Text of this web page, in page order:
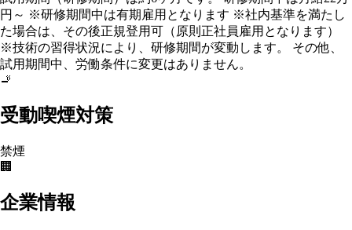
円～ ※研修期間中は有期雇用となります ※社内基準を満たし
た場合は、その後正規登用可（原則正社員雇用となります）
※技術の習得状況により、研修期間が変動します。 その他、
試用期間中、労働条件に変更はありません。
🚬
受動喫煙対策
禁煙
🏢
企業情報